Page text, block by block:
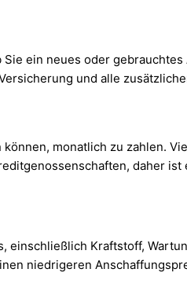
ein neues oder gebrauchtes
und alle
monatlich zu zahlen.
daher ist
einschließlich Kraftstoff,
niedrigeren